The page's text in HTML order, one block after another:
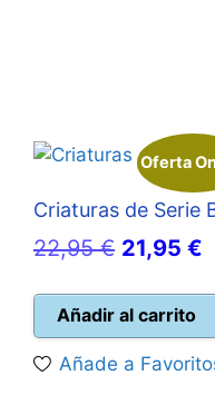
Oferta
Criaturas de Serie
22,95€ El
original
era:
22,95 €.
21,95 €
Añadir al carrito
Añade a